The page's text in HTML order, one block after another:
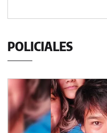
POLICIALES